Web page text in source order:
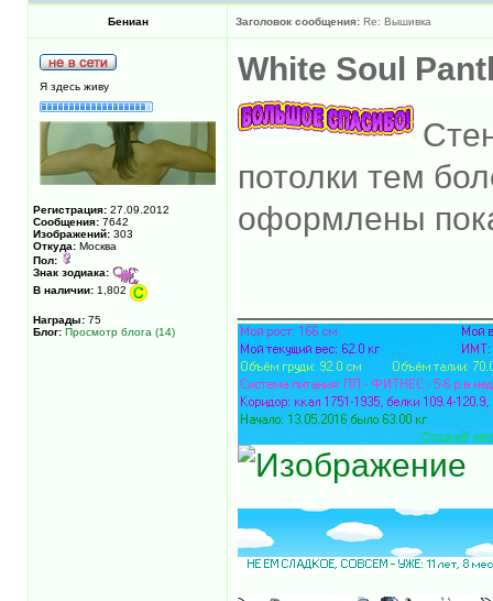
Бениан Заголовок сообщения: Re: Вышивка
Я здесь живу
Регистрация: 27.09.2012
Сообщения: 7642
Изображений: 303
Откуда: Москва
Пол:
Знак зодиака:
В наличии: 1,802
Награды: 75
Блог: Просмотр блога (14)
White Soul
потолки тем
оформлены